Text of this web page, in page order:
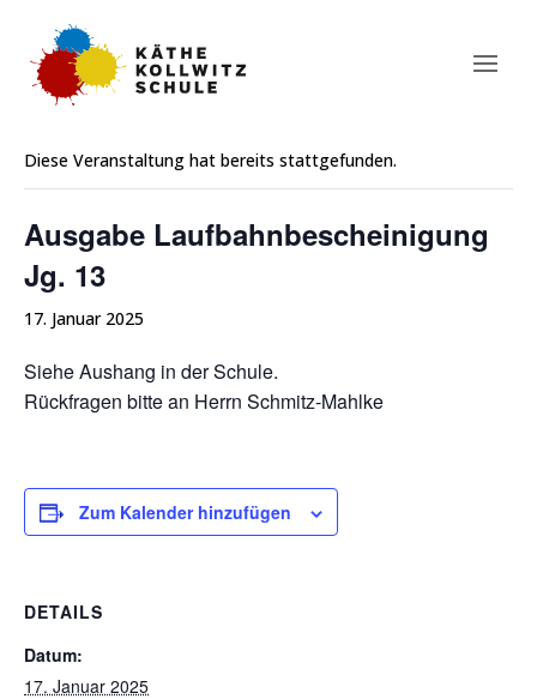
« Alle Veranstaltungen
Diese Veranstaltung hat bereits stattgefunden.
Ausgabe Laufbahnbescheinigung
Jg. 13
17. Januar 2025
Siehe Aushang in der Schule.
Rückfragen bitte an Herrn Schmitz-Mahlke
Zum Kalender hinzufügen
DETAILS
Datum:
17. Januar 2025